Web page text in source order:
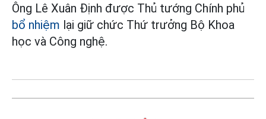
Ông Lê Xuân Định được Thủ tướng Chính phủ
bổ nhiệm lại giữ chức Thứ trưởng Bộ Khoa
học và Công nghệ.